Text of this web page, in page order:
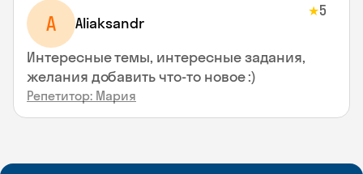
A Aliaksandr
★5
Интересные темы, интересные задания,
желания добавить что-то новое :)
Репетитор: Мария